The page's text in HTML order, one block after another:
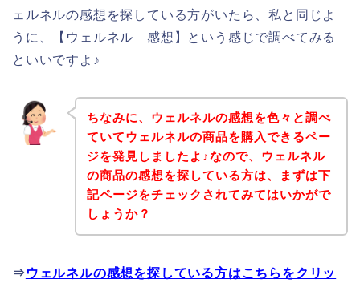
ェルネルの感想を探している方がいたら、私と同じよ
うに、【ウェルネル 感想】という感じで調べてみる
といいですよ♪
ちなみに、ウェルネルの感想を色々と調べ
ていてウェルネルの商品を購入できるペー
ジを発見しましたよ♪なので、ウェルネル
の商品の感想を探している方は、まずは下
記ページをチェックされてみてはいかがで
しょうか？
⇒ ウェルネルの感想を探している方はこちらをクリッ